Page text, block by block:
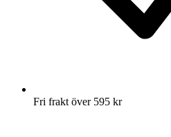
Fri frakt över 595 kr